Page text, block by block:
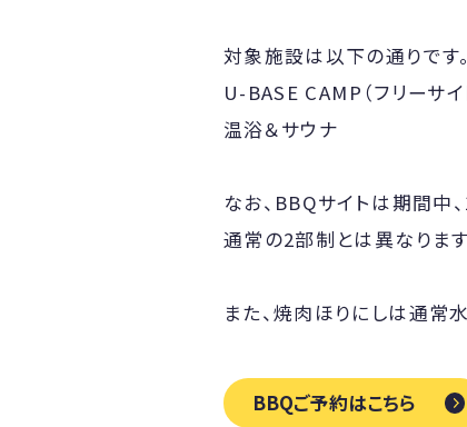
対象施設は以下の通りです。
U-BASE CAMP（フリーサ
温浴＆サウナ
なお、BBQサイトは期間中
通常の2部制とは異なりま
また、焼肉ほりにしは通常
BBQご予約はこちら